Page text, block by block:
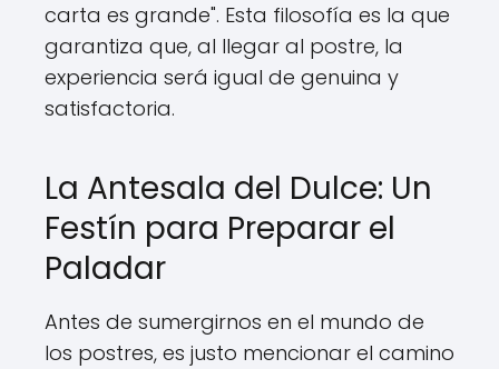
carta es grande". Esta filosofía es la que
garantiza que, al llegar al postre, la
experiencia será igual de genuina y
satisfactoria.
La Antesala del Dulce: Un
Festín para Preparar el
Paladar
Antes de sumergirnos en el mundo de
los postres, es justo mencionar el camino